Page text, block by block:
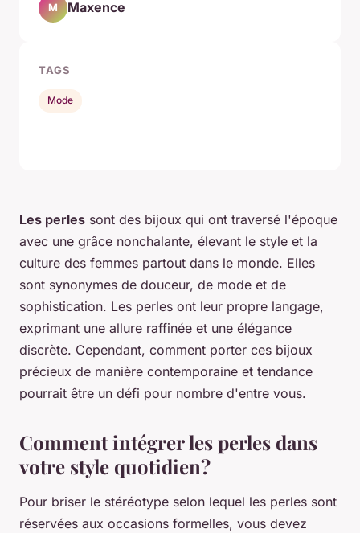
Les perles sont des bijoux qui ont traversé l'époque
avec une grâce nonchalante, élevant le style et la
culture des femmes partout dans le monde. Elles
sont synonymes de douceur, de mode et de
sophistication. Les perles ont leur propre langage,
exprimant une allure raffinée et une élégance
discrète. Cependant, comment porter ces bijoux
précieux de manière contemporaine et tendance
pourrait être un défi pour nombre d'entre vous.
Comment intégrer les perles dans
votre style quotidien?
Pour briser le stéréotype selon lequel les perles sont
réservées aux occasions formelles, vous devez
M Maxence
TAGS
Mode